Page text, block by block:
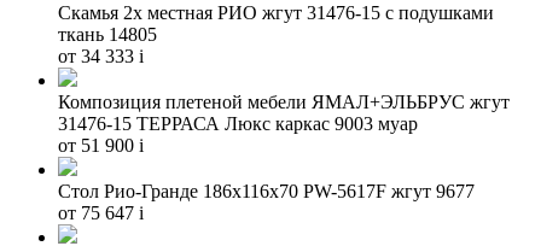
Скамья 2х местная РИО жгут 31476-15 с подушками
ткань 14805
от 34 333 i
Композиция плетеной мебели ЯМАЛ+ЭЛЬБРУС жгут
31476-15 ТЕРРАСА Люкс каркас 9003 муар
от 51 900 i
Стол Рио-Гранде 186х116х70 PW-5617F жгут 9677
от 75 647 i